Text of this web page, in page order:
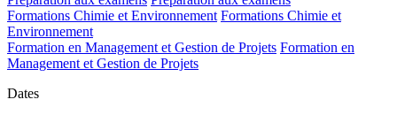
Formations Chimie et Environnement Formations Chimie et
Environnement
Formation en Management et Gestion de Projets Formation en
Management et Gestion de Projets
Dates